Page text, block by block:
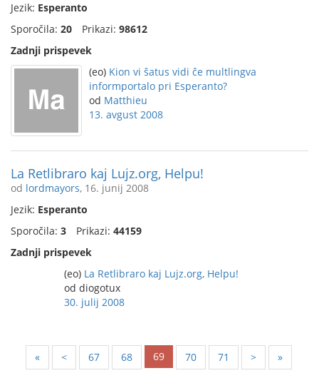
Jezik: Esperanto
Sporočila: 20 Prikazi: 98612
Zadnji prispevek
(eo) Kion vi ŝatus vidi ĉe multlingva
informportalo pri Esperanto?
od Matthieu
13. avgust 2008
La Retlibraro kaj Lujz.org, Helpu!
od lordmayors, 16. junij 2008
Jezik: Esperanto
Sporočila: 3 Prikazi: 44159
Zadnji prispevek
(eo) La Retlibraro kaj Lujz.org, Helpu!
od diogotux
30. julij 2008
« < 67 68 69 70 71 > »